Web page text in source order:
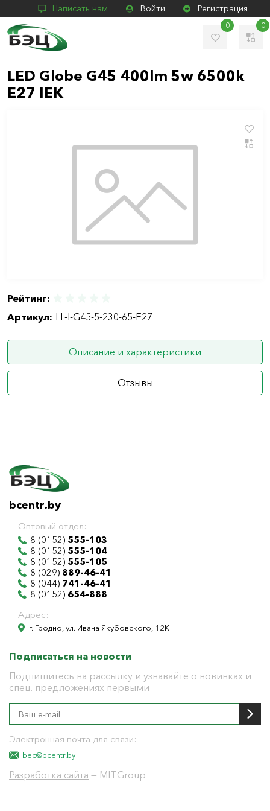
Написать нам Войти Регистрация
0 0
LED Globe G45 400lm 5w 6500k
E27 IEK
Рейтинг:
Артикул: LL-I-G45-5-230-65-E27
Описание и характеристики
Отзывы
bcentr.by
Оптовый отдел:
8 (0152) 555-103
8 (0152) 555-104
8 (0152) 555-105
8 (029) 889-46-41
8 (044) 741-46-41
8 (0152) 654-888
Адрес:
г. Гродно, ул. Ивана Якубовского, 12К
Подписаться на новости
Подпишитесь на рассылку и узнавайте о новинках и
спец. предложениях первыми
Электронная почта для связи:
bec@bcentr.by
Разработка сайта — MITGroup